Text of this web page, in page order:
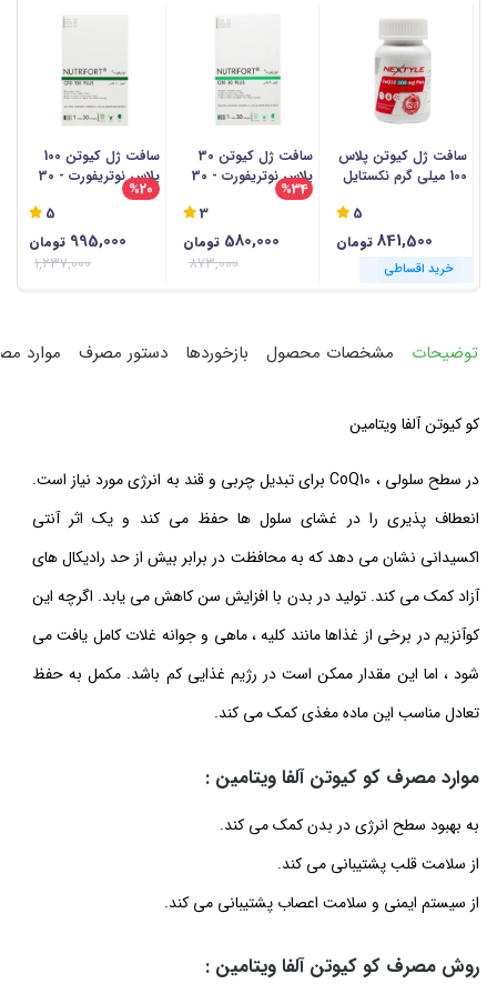
سافت ژل کیوتن پلاس
100 میلی گرم نکستایل
5
841,500 تومان
خرید اقساطی
سافت ژل کیوتن 30
پلاس نوتریفورت - 30
عددی
3
%34
580,000 تومان
873,000 خرید اقساطی
سافت ژل کیوتن 100
پلاس نوتریفورت - 30
عددی
5
%20
995,000 تومان
1,237,000 خرید اقساطی
خرید اقساطی
خرید اقساطی
خرید اقساطی
خرید اقساطی
خرید اقساطی
خرید اقساطی
خرید اقساطی
خرید اقساطی
خرید اقساطی
توضیحات مشخصات محصول بازخوردها دستور مصرف موارد
کو کیوتن آلفا ویتامین
در سطح سلولی ، CoQ10 برای تبدیل چربی و قند به انرژی مورد نیاز است.
انعطاف پذیری را در غشای سلول ها حفظ می کند و یک اثر آنتی
اکسیدانی نشان می دهد که به محافظت در برابر بیش از حد رادیکال های
آزاد کمک می کند. تولید در بدن با افزایش سن کاهش می یابد. اگرچه این
کوآنزیم در برخی از غذاها مانند کلیه ، ماهی و جوانه غلات کامل یافت می
شود ، اما این مقدار ممکن است در رژیم غذایی کم باشد. مکمل به حفظ
تعادل مناسب این ماده مغذی کمک می کند.
موارد مصرف کو کیوتن آلفا ویتامین :
به بهبود سطح انرژی در بدن کمک می کند.
از سلامت قلب پشتیبانی می کند.
از سیستم ایمنی و سلامت اعصاب پشتیبانی می کند.
روش مصرف کو کیوتن آلفا ویتامین :